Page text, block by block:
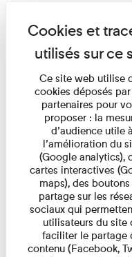
Ce site web utilise
cookies déposés
partenaires pour
proposer : la
d’audience utile à
l’amélioration du
(Google analytics),
cartes interactives
maps), des
partage sur les
sociaux qui
utilisateurs du site
faciliter le partage
contenu (Facebook,